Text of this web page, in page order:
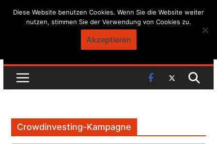
Skip
Crowdinvesting-Kampagne
Diese Website benutzen Cookies. Wenn Sie die Website weiter
nutzen, stimmen Sie der Verwendung von Cookies zu.
Akzeptieren